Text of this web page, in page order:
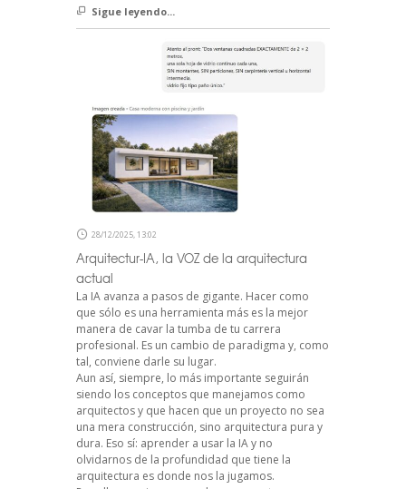
Sigue leyendo...
28/12/2025, 13:02
Arquitectur-IA, la VOZ de la arquitectura
actual
La IA avanza a pasos de gigante. Hacer como
que sólo es una herramienta más es la mejor
manera de cavar la tumba de tu carrera
profesional. Es un cambio de paradigma y, como
tal, conviene darle su lugar.
Aun así, siempre, lo más importante seguirán
siendo los conceptos que manejamos como
arquitectos y que hacen que un proyecto no sea
una mera construcción, sino arquitectura pura y
dura. Eso sí: aprender a usar la IA y no
olvidarnos de la profundidad que tiene la
arquitectura es donde nos la jugamos.